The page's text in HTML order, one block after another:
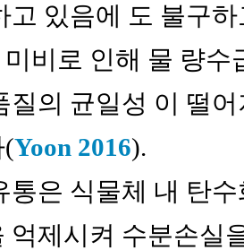
고 있음에 도 불구
비로 인해 물 량
질의 균일성 이 떨
Yoon 2016).
통은 식물체 내 탄
억제시켜 수분손실